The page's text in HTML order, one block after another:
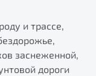
и трассе,
заснеженной,
дороги